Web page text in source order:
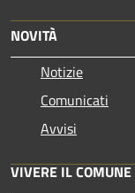
NOVITÀ
Notizie
Comunicati
Avvisi
VIVERE IL COMUNE